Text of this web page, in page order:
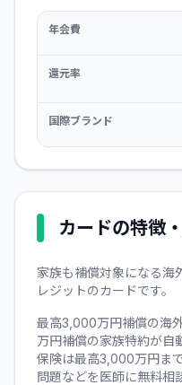
年会費
還元率
国際ブランド
カードの特徴
家族も補償対象になる海
レジットのカードです。
最高3,000万円補償の海
万円補償の家族特約が自
保険は最高3,000万円ま
問題などを医師に無料相